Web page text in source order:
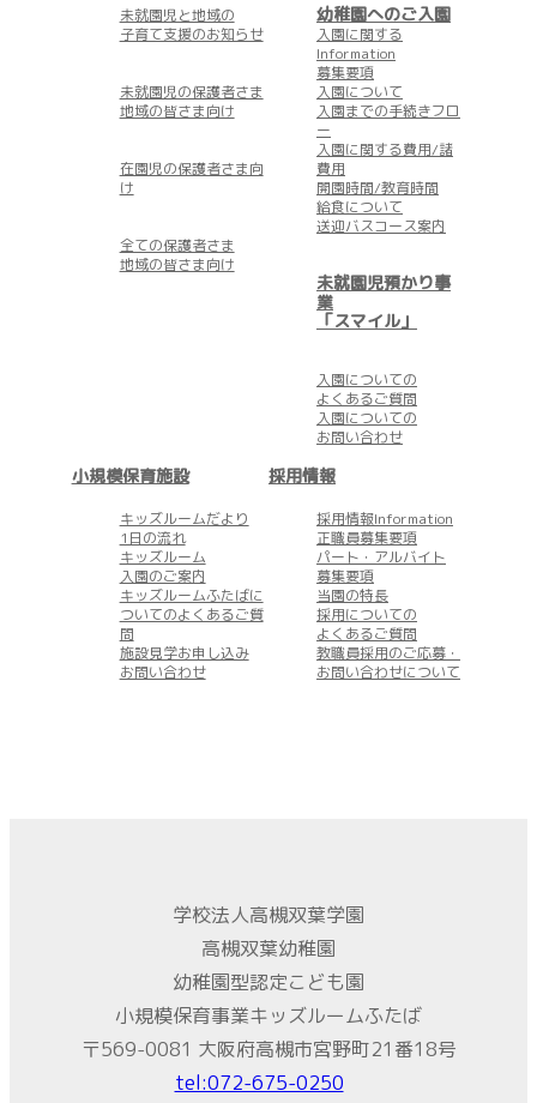
未就園児と地域の
子育て支援のお知らせ
未就園児の保護者さま
地域の皆さま向け
在園児の保護者さま向
け
全ての保護者さま
地域の皆さま向け
幼稚園へのご入園
入園に関する
Information
募集要項
入園について
入園までの手続きフロ
ー
入園に関する費用/諸
費用
開園時間/教育時間
給食について
送迎バスコース案内
未就園児預かり事
業
「スマイル」
入園についての
よくあるご質問
入園についての
お問い合わせ
小規模保育施設
キッズルームだより
1日の流れ
キッズルーム
入園のご案内
キッズルームふたばに
ついてのよくあるご質
問
施設見学お申し込み
お問い合わせ
採用情報
採用情報Information
正職員募集要項
パート・アルバイト
募集要項
当園の特長
採用についての
よくあるご質問
教職員採用のご応募・
お問い合わせについて
学校法人高槻双葉学園
高槻双葉幼稚園
幼稚園型認定こども園
小規模保育事業キッズルームふたば
〒569-0081 大阪府高槻市宮野町21番18号
tel:072-675-0250